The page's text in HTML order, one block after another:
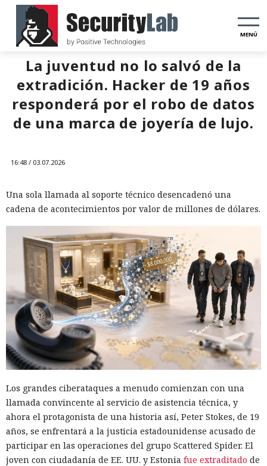
MENÚ
La juventud no lo salvó de la
extradición. Hacker de 19 años
responderá por el robo de datos
de una marca de joyería de lujo.
16:48 / 03.07.2026
Una sola llamada al soporte técnico desencadenó una
cadena de acontecimientos por valor de millones de dólares.
Los grandes ciberataques a menudo comienzan con una
llamada convincente al servicio de asistencia técnica, y
ahora el protagonista de una historia así, Peter Stokes, de 19
años, se enfrentará a la justicia estadounidense acusado de
participar en las operaciones del grupo Scattered Spider. El
joven con ciudadanía de EE. UU. y Estonia fue extraditado de